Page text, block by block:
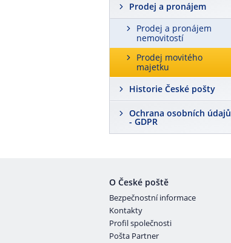
Prodej a pronájem
Prodej a pronájem
nemovitostí
Prodej movitého
majetku
Historie České pošty
Ochrana osobních údajů
- GDPR
O České poště
Bezpečnostní informace
Kontakty
Profil společnosti
Pošta Partner